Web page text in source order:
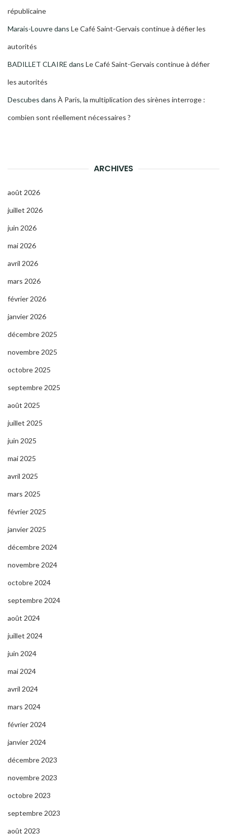
républicaine
Marais-Louvredans Le Café Saint-Gervais continue à défier les
autorités
BADILLET CLAIRE dans Le Café Saint-Gervais continue à défier
les autorités
Descubes dans À Paris, la multiplication des sirènes interroge :
combien sont réellement nécessaires ?
ARCHIVES
août 2026
juillet 2026
juin 2026
mai 2026
avril 2026
mars 2026
février 2026
janvier 2026
décembre 2025
novembre 2025
octobre 2025
septembre 2025
août 2025
juillet 2025
juin 2025
mai 2025
avril 2025
mars 2025
février 2025
janvier 2025
décembre 2024
novembre 2024
octobre 2024
septembre 2024
août 2024
juillet 2024
juin 2024
mai 2024
avril 2024
mars 2024
février 2024
janvier 2024
décembre 2023
novembre 2023
octobre 2023
septembre 2023
août 2023